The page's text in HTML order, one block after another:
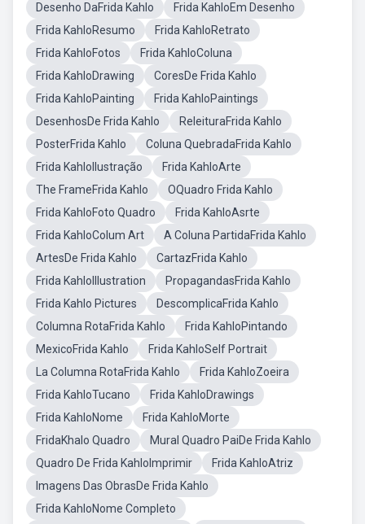
Desenho DaFrida Kahlo
Frida KahloEm Desenho
Frida KahloResumo
Frida KahloRetrato
Frida KahloFotos
Frida KahloColuna
Frida KahloDrawing
CoresDe Frida Kahlo
Frida KahloPainting
Frida KahloPaintings
DesenhosDe Frida Kahlo
ReleituraFrida Kahlo
PosterFrida Kahlo
Coluna QuebradaFrida Kahlo
Frida KahloIlustração
Frida KahloArte
The FrameFrida Kahlo
OQuadro Frida Kahlo
Frida KahloFoto Quadro
Frida KahloAsrte
Frida KahloColum Art
A Coluna PartidaFrida Kahlo
ArtesDe Frida Kahlo
CartazFrida Kahlo
Frida KahloIllustration
PropagandasFrida Kahlo
Frida Kahlo Pictures
DescomplicaFrida Kahlo
Columna RotaFrida Kahlo
Frida KahloPintando
MexicoFrida Kahlo
Frida KahloSelf Portrait
La Columna RotaFrida Kahlo
Frida KahloZoeira
Frida KahloTucano
Frida KahloDrawings
Frida KahloNome
Frida KahloMorte
FridaKhalo Quadro
Mural Quadro PaiDe Frida Kahlo
Quadro De Frida KahloImprimir
Frida KahloAtriz
Imagens Das ObrasDe Frida Kahlo
Frida KahloNome Completo